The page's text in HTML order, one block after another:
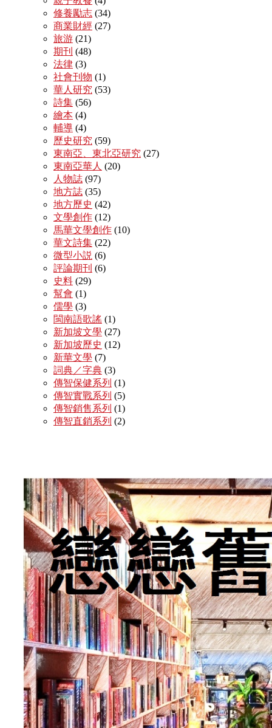
修養勵志 (34)
商業財經 (27)
旅游 (21)
期刊 (48)
法律 (3)
社會刊物 (1)
華人研究 (53)
詩集 (56)
繪本 (4)
輔導 (4)
歷史研究 (59)
東南亞、東北亞研究 (27)
東南亞華人 (20)
人物誌 (97)
地方誌 (35)
地方歷史 (42)
文學創作 (12)
馬華文學創作 (10)
華文詩集 (22)
微型小説 (6)
評論期刊 (6)
史料 (29)
幫會 (1)
儒學 (3)
閩南語歌謠 (1)
新加坡文學 (27)
新加坡歷史 (12)
新華文學 (7)
詞典／字典 (3)
傳智保健系列 (1)
傳智實戰系列 (5)
傳智銷售系列 (1)
傳智直銷系列 (2)